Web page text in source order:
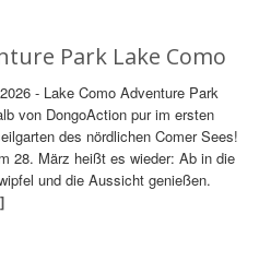
Park Lake Como
- Lake Como Adventure Park
von DongoAction pur im ersten
des nördlichen Comer Sees!
28. März heißt es wieder: Ab in die
und die Aussicht genießen.